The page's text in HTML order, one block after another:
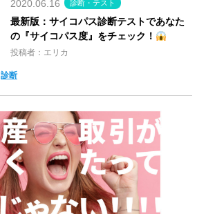
2020.06.16 診断・テスト
最新版：サイコパス診断テストであなた
の『サイコパス度』をチェック！
投稿者：エリカ
診断